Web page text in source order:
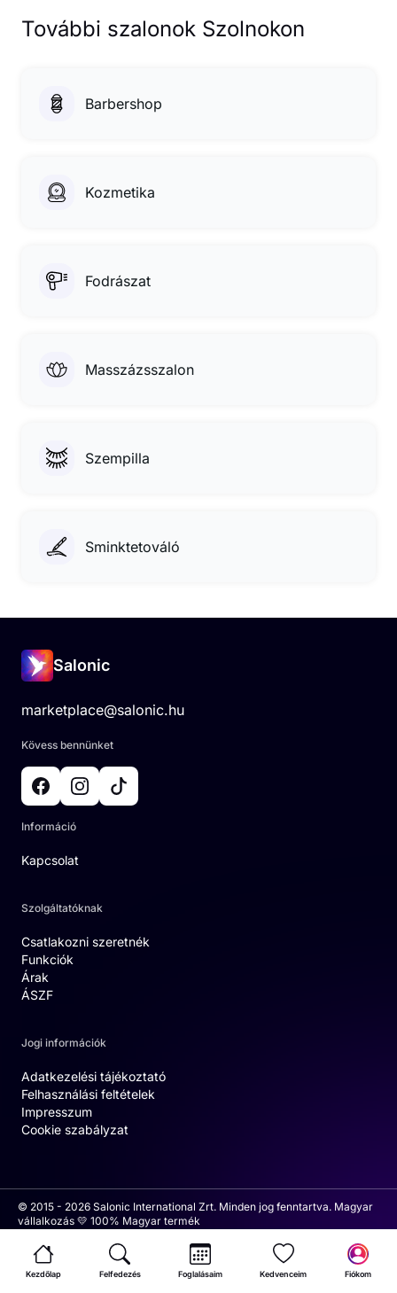
További szalonok Szolnokon
Barbershop
Kozmetika
Fodrászat
Masszázsszalon
Szempilla
Sminktetováló
Salonic
marketplace@salonic.hu
Kövess bennünket
Információ
Kapcsolat
Szolgáltatóknak
Csatlakozni szeretnék
Funkciók
Árak
ÁSZF
Jogi információk
Adatkezelési tájékoztató
Felhasználási feltételek
Impresszum
Cookie szabályzat
© 2015 - 2026 Salonic International Zrt. Minden jog fenntartva. Magyar
vállalkozás 💛 100% Magyar termék
Kezdőlap Felfedezés Foglalásaim Kedvenceim Fiókom